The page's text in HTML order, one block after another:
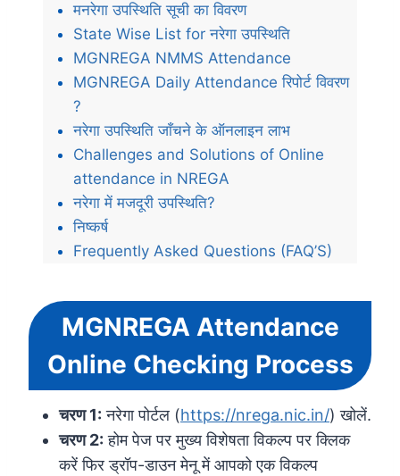
मनरेगा उपस्थिति सूची का विवरण
State Wise List for नरेगा उपस्थिति
MGNREGA NMMS Attendance
MGNREGA Daily Attendance रिपोर्ट विवरण
?
नरेगा उपस्थिति जाँचने के ऑनलाइन लाभ
Challenges and Solutions of Online
attendance in NREGA
नरेगा में मजदूरी उपस्थिति?
निष्कर्ष
Frequently Asked Questions (FAQ’S)
MGNREGA Attendance
Online Checking Process
चरण 1: नरेगा पोर्टल (https://nrega.nic.in/) खोलें.
चरण 2: होम पेज पर मुख्य विशेषता विकल्प पर क्लिक
करें फिर ड्रॉप-डाउन मेनू में आपको एक विकल्प